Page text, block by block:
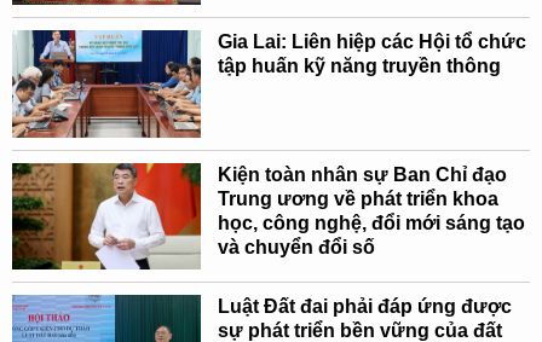
Gia Lai: Liên hiệp các Hội tổ chức
tập huấn kỹ năng truyền thông
Kiện toàn nhân sự Ban Chỉ đạo
Trung ương về phát triển khoa
học, công nghệ, đổi mới sáng tạo
và chuyển đổi số
Luật Đất đai phải đáp ứng được
sự phát triển bền vững của đất